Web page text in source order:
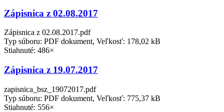
Zápisnica z 02.08.2017
Zápisnica z 02.08.2017.pdf
Typ súboru: PDF dokument, Veľkosť: 178,02 kB
Stiahnuté: 486×
Zápisnica z 19.07.2017
zapisnica_bsz_19072017.pdf
Typ súboru: PDF dokument, Veľkosť: 775,37 kB
Stiahnuté: 556×